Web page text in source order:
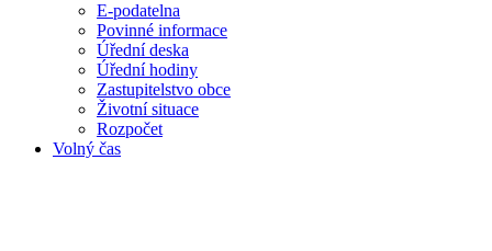
E-podatelna
Povinné informace
Úřední deska
Úřední hodiny
Zastupitelstvo obce
Životní situace
Rozpočet
Volný čas